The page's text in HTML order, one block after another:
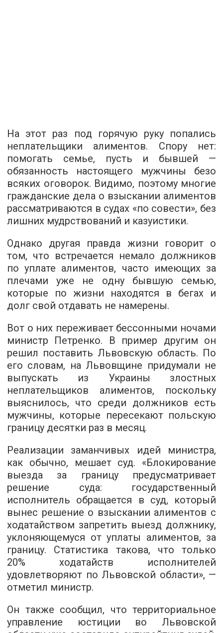
На этот раз под горячую руку попались
неплательщики алиментов. Спору нет:
помогать семье, пусть и бывшей —
обязанность настоящего мужчины безо
всяких оговорок. Видимо, поэтому многие
гражданские дела о взыскании алиментов
рассматриваются в судах «по совести», без
лишних мудрствований и казуистики.
Однако другая правда жизни говорит о
том, что встречается немало должников
по уплате алиментов, часто имеющих за
плечами уже не одну бывшую семью,
которые по жизни находятся в бегах и
долг свой отдавать не намерены.
Вот о них переживает бессонными ночами
министр Петренко. В пример другим он
решил поставить Львовскую область. По
его словам, на Львовщине придумали не
выпускать из Украины злостных
неплательщиков алиментов, поскольку
выяснилось, что среди должников есть
мужчины, которые пересекают польскую
границу десятки раз в месяц.
Реализации заманчивых идей министра,
как обычно, мешает суд. «Блокирование
выезда за границу предусматривает
решение суда: государственный
исполнитель обращается в суд, который
вынес решение о взыскании алиментов с
ходатайством запретить выезд должнику,
уклоняющемуся от уплаты алиментов, за
границу. Статистика такова, что только
20% ходатайств исполнителей
удовлетворяют по Львовской области», —
отметил министр.
Он также сообщил, что территориальное
управление юстиции во Львовской